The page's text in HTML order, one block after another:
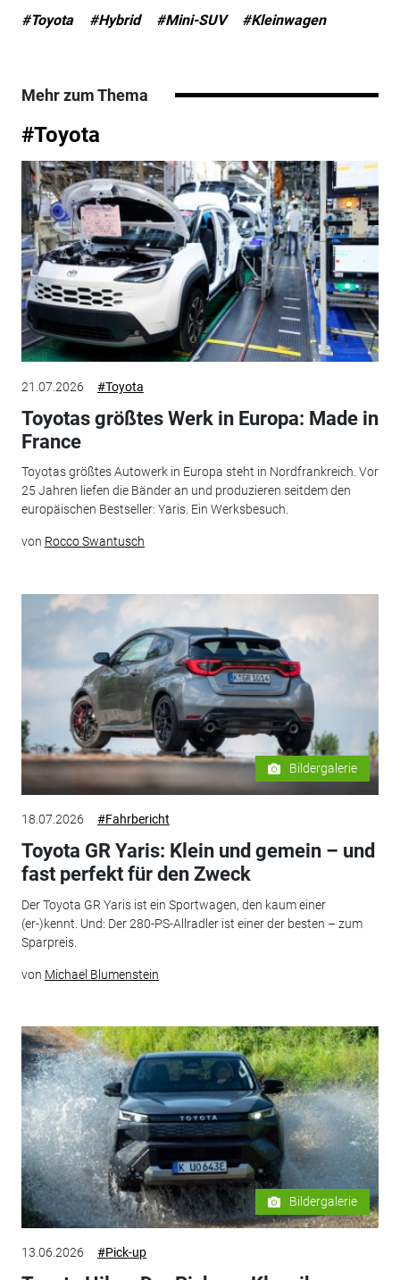
#Toyota #Hybrid #Mini-SUV #Kleinwagen
Mehr zum Thema
#Toyota
21.07.2026 #Toyota
Toyotas größtes Werk in Europa: Made in
France
Toyotas größtes Autowerk in Europa steht in Nordfrankreich. Vor
25 Jahren liefen die Bänder an und produzieren seitdem den
europäischen Bestseller: Yaris. Ein Werksbesuch.
von Rocco Swantusch
Bildergalerie
18.07.2026 #Fahrbericht
Toyota GR Yaris: Klein und gemein – und
fast perfekt für den Zweck
Der Toyota GR Yaris ist ein Sportwagen, den kaum einer
(er-)kennt. Und: Der 280-PS-Allradler ist einer der besten – zum
Sparpreis.
von Michael Blumenstein
Bildergalerie
13.06.2026 #Pick-up